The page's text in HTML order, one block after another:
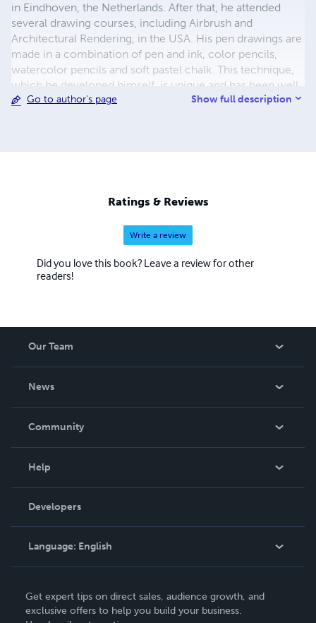
in Eindhoven, the Netherlands. After that, he attended
several drawing courses, including Airbrush and
Architectural Rendering, in the USA. His pen drawings are
made in a combination of pen and ink, color pencils,
watercolor pencils and soft pastel chalk. This technique,
which he developed himself, is unique and has been well
received around the world. In his career, he has created
Go to author's page Show full description
Ratings & Reviews
Write a review
Did you love this book? Leave a review for other
readers!
Our Team
News
In The News
Community
Podcast
Help
Order Lookup
Knowledge Base
Contact Support
Developers
Language: English
Deutsch
Get expert tips on direct sales, audience growth, and
exclusive offers to help you build your business.